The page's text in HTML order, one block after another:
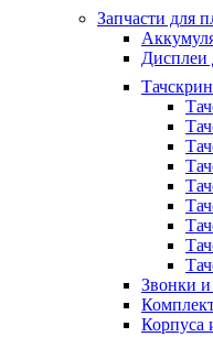
Запчасти для
Дисплеи
Звонки
Корпуса